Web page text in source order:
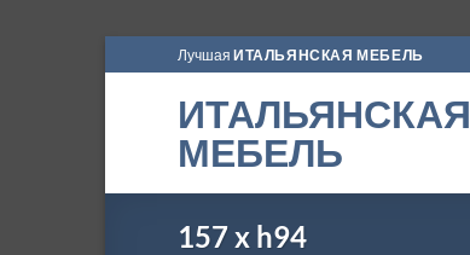
to
Лучшая ИТАЛЬЯНСКАЯ МЕБЕЛЬ
ИТАЛЬЯНСКАЯ
МЕБЕЛЬ
157 x h94